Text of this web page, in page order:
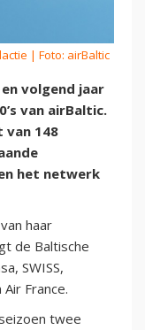
| Foto: airBaltic
volgend jaar
van airBaltic.
van 148
het netwerk
haar
de Baltische
SWISS,
France.
twee